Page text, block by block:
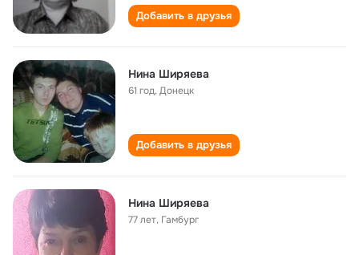
Добавить в друзья
Нина Ширяева
61 год,Донецк
Добавить в друзья
Нина Ширяева
77 лет, Гамбург